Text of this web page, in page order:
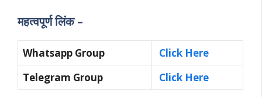
महत्वपूर्ण लिंक –
Whatsapp Group
Click Here
Telegram Group
Click Here